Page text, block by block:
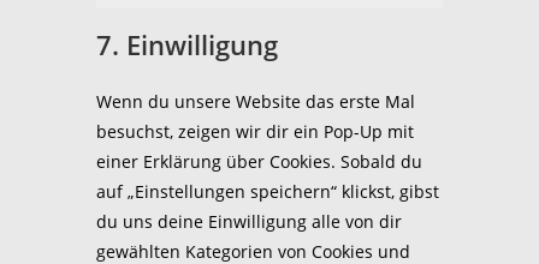
7. Einwilligung
Wenn du unsere Website das erste Mal
besuchst, zeigen wir dir ein Pop-Up mit
einer Erklärung über Cookies. Sobald du
auf „Einstellungen speichern“ klickst, gibst
du uns deine Einwilligung alle von dir
gewählten Kategorien von Cookies und